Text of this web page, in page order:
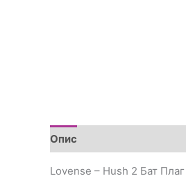
Опис
Lovense – Hush 2 Бат Плаг